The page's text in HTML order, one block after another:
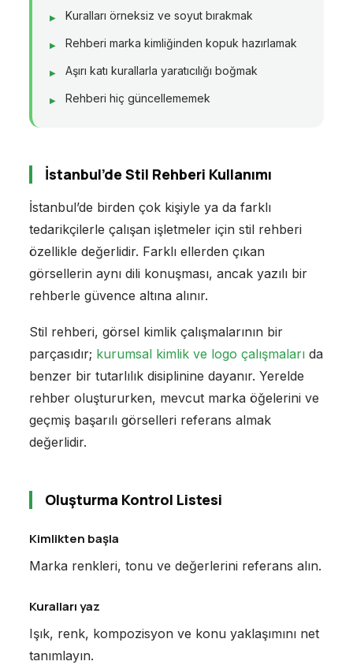
Kuralları örneksiz ve soyut bırakmak
Rehberi marka kimliğinden kopuk hazırlamak
Aşırı katı kurallarla yaratıcılığı boğmak
Rehberi hiç güncellememek
İstanbul’de Stil Rehberi Kullanımı
İstanbul’de birden çok kişiyle ya da farklı
tedarikçilerle çalışan işletmeler için stil rehberi
özellikle değerlidir. Farklı ellerden çıkan
görsellerin aynı dili konuşması, ancak yazılı bir
rehberle güvence altına alınır.
Stil rehberi, görsel kimlik çalışmalarının bir
parçasıdır; kurumsal kimlik ve logo çalışmalarıda
benzer bir tutarlılık disiplinine dayanır. Yerelde
rehber oluştururken, mevcut marka öğelerini ve
geçmiş başarılı görselleri referans almak
değerlidir.
Oluşturma Kontrol Listesi
Kimlikten başla
Marka renkleri, tonu ve değerlerini referans alın.
Kuralları yaz
Işık, renk, kompozisyon ve konu yaklaşımını net
tanımlayın.